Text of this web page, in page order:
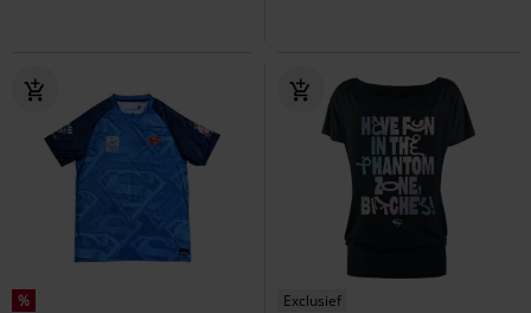
% Exclusief